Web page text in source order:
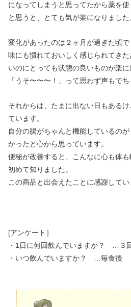
になってしまうと思ってたから薬を使
と思うと、とても気が楽になりました
変化があったのは２ヶ月が過ぎた頃で
味にも慣れておいしく感じられてき
いのにとっても状態の良いものが楽に
「うそ〜〜〜！」って思わず声もでち
それからは、たまに出ない日もある
ています。
自分の腸がちゃんと機能しているの
かったと心から思っています。
便秘が改善すると、こんなに心も体
初めて知りました。
この商品と出会えたことに感謝してい
[アンケート］
・1日に何回飲んでいますか？ …３
・いつ飲んでいますか？ …毎食後